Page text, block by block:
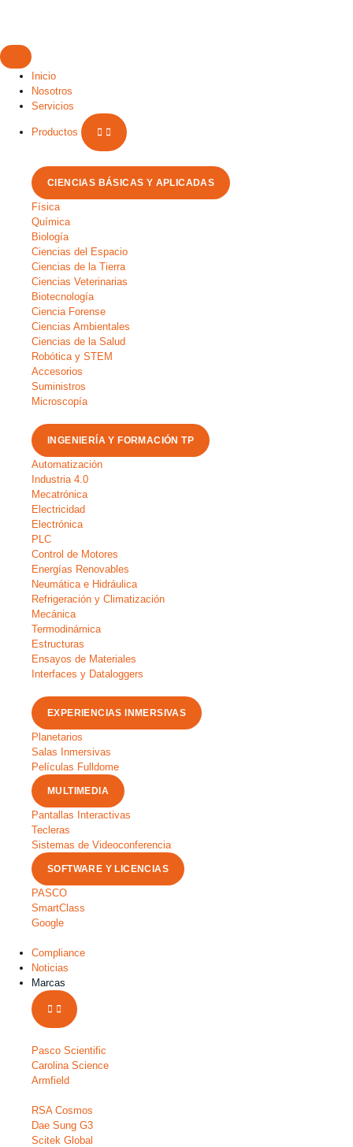
Inicio
Nosotros
Servicios
Productos
CIENCIAS BÁSICAS Y APLICADAS
Física
Química
Biología
Ciencias del Espacio
Ciencias de la Tierra
Ciencias Veterinarias
Biotecnología
Ciencia Forense
Ciencias Ambientales
Ciencias de la Salud
Robótica y STEM
Accesorios
Suministros
Microscopía
INGENIERÍA Y FORMACIÓN TP
Automatización
Industria 4.0
Mecatrónica
Electricidad
Electrónica
PLC
Control de Motores
Energías Renovables
Neumática e Hidráulica
Refrigeración y Climatización
Mecánica
Termodinámica
Estructuras
Ensayos de Materiales
Interfaces y Dataloggers
EXPERIENCIAS INMERSIVAS
Planetarios
Salas Inmersivas
Películas Fulldome
MULTIMEDIA
Pantallas Interactivas
Tecleras
Sistemas de Videoconferencia
SOFTWARE Y LICENCIAS
PASCO
SmartClass
Google
Compliance
Noticias
Marcas
Pasco Scientific
Carolina Science
Armfield
RSA Cosmos
Dae Sung G3
Scitek Global